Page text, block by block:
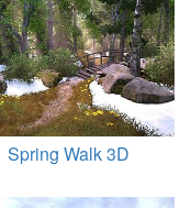
Spring Walk 3D